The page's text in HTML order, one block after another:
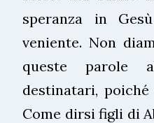
speranza in
veniente. Non
queste parole
destinatari,
Come dirsi figli di